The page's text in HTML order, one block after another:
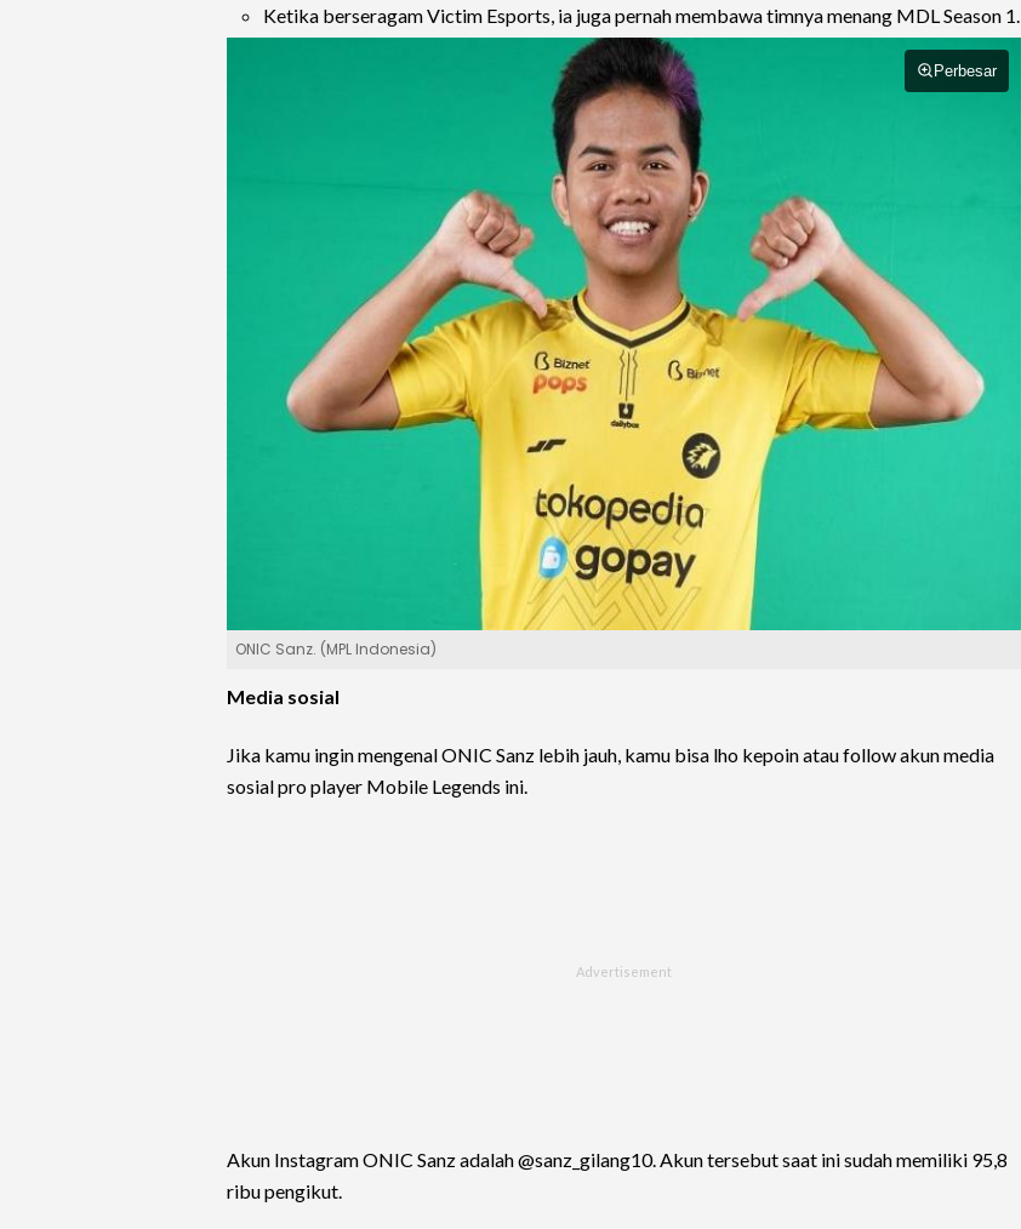
Ketika berseragam Victim Esports, ia juga pernah membawa timnya menang MDL Season 1.
Perbesar
ONIC Sanz. (MPL Indonesia)
Media sosial
Jika kamu ingin mengenal ONIC Sanz lebih jauh, kamu bisa lho kepoin atau follow akun media
sosial pro player Mobile Legends ini.
Akun Instagram ONIC Sanz adalah @sanz_gilang10. Akun tersebut saat ini sudah memiliki 95,8
ribu pengikut.